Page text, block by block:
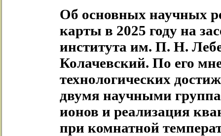
Об основных научных
карты в 2025 году на
института им. П. Н.
Колачевский. По его
технологических
двумя научными
ионов и реализация
при комнатной